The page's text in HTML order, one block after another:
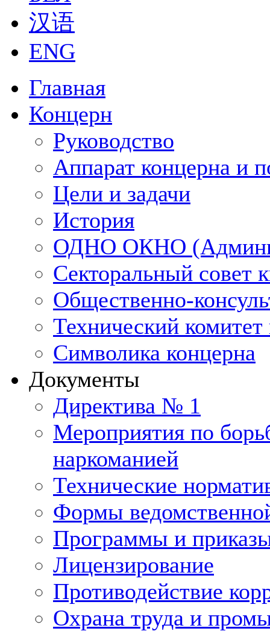
汉语
ENG
Главная
Концерн
Руководство
Аппарат концерна и
Цели и задачи
История
ОДНО ОКНО
Секторальный совет
Общественно-
Технический
Символика концерна
Документы
Директива № 1
Мероприятия по
наркоманией
Технические
Формы
Программы и
Лицензирование
Противодействие
Охрана труда и